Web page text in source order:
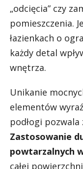
„odcięcia” czy
pomieszczenia.
łazienkach o
każdy detal
wnętrza.
Unikanie
elementów
podłogi pozwala
Zastosowanie
powtarzalnych
całej